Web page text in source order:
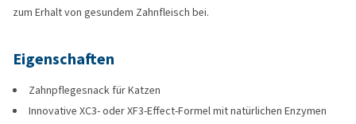
zum Erhalt von gesundem Zahnfleisch bei.
Eigenschaften
Zahnpflegesnack für Katzen
Innovative XC3- oder XF3-Effect-Formel mit natürlichen Enzymen